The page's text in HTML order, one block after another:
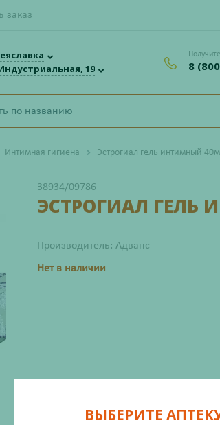
заказ
19
8
Интимная гигиена Эстрогиал гель интимный
38934/09786
ЭСТРОГИАЛ ГЕЛЬ
Производитель: Адванс
Нет в наличии
ВЫБЕРИТЕ